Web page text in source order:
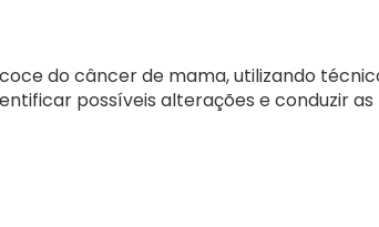
do câncer de mama, utilizando
possíveis alterações e conduzir